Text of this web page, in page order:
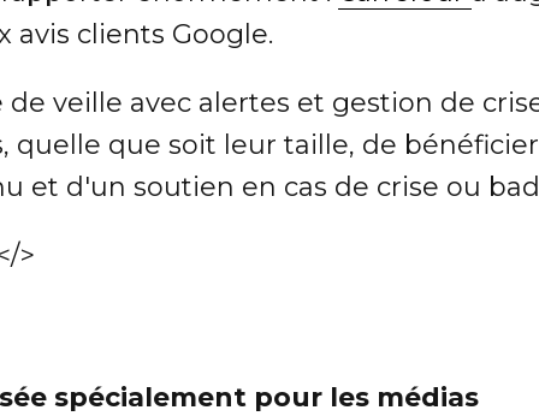
avis clients Google.
de veille avec alertes et gestion de
quelle que soit leur taille, de bénéficier
et d'un soutien en cas de crise ou
>
spécialement pour les médias